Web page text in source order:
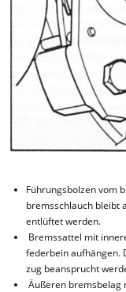
Führungsbolzen vom
bremsschlauch bleibt
entlüftet werden.
Bremssattel mit
federbein aufhängen.
zug beansprucht
Äußeren bremsbelag